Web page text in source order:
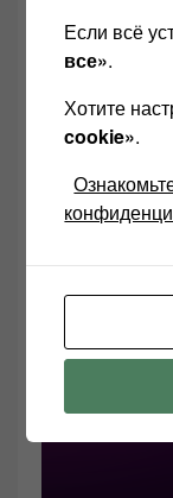
Вместо того
расширения
воздуха
вентилятор
шума в дБ,
Если всё
все».
Хотите
cookie».